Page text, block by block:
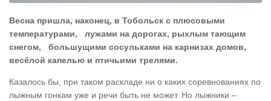
Весна пришла, наконец, в Тобольск с плюсовыми
температурами, лужами на дорогах, рыхлым тающим
снегом, большущими сосульками на карнизах домов,
весёлой капелью и птичьими трелями.
Казалось бы, при таком раскладе ни о каких соревнованиях по
лыжным гонкам уже и речи быть не может. Но лыжники –